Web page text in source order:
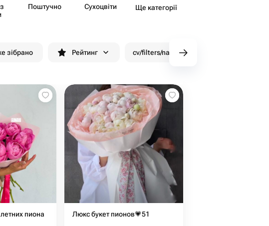
Поштучно Сухоцвіти Ще категорії
зібрано Рейтинг cv/filters/name_fast_delivery
пиона Люкс букет пионов💗51